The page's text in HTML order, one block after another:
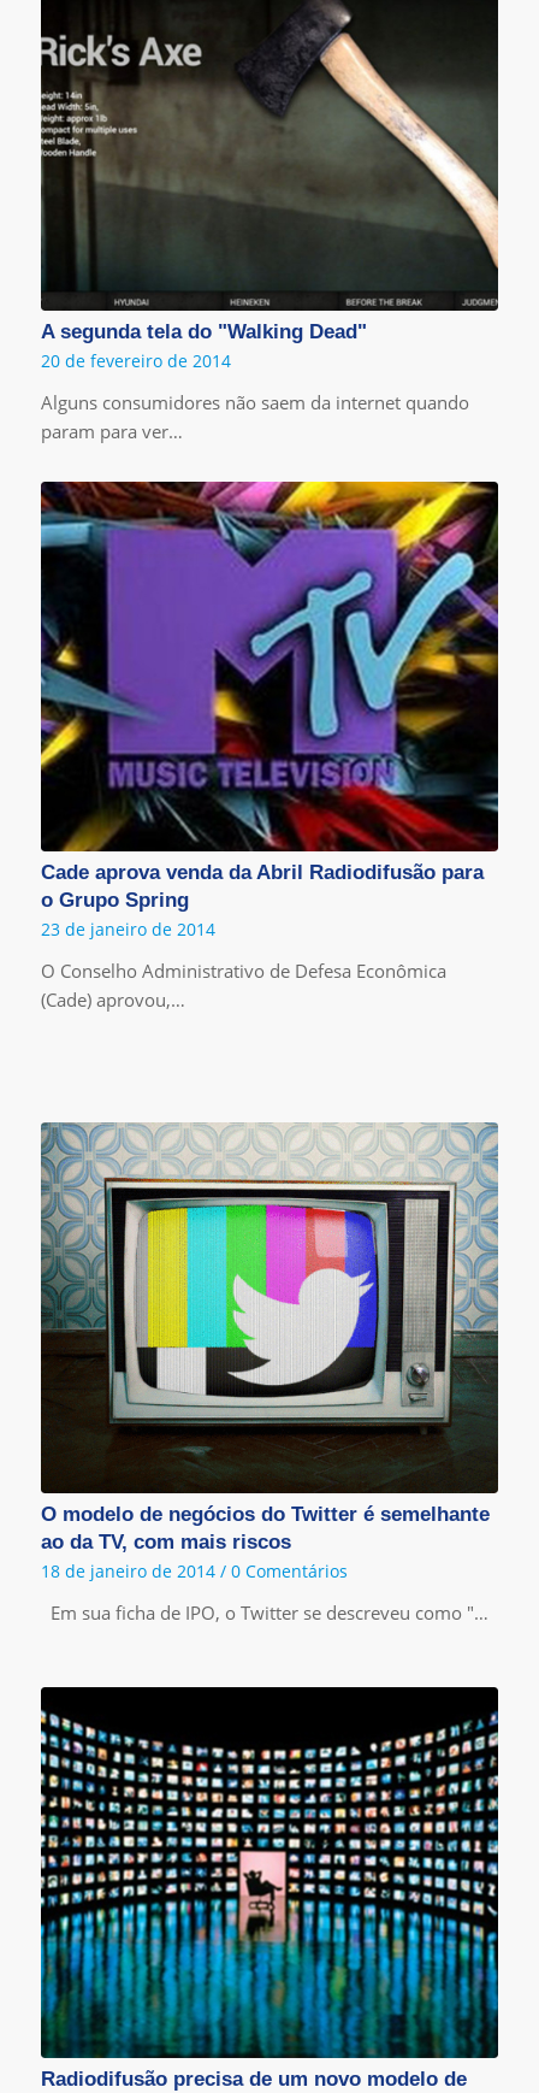
A segunda tela do "Walking Dead"
20 de fevereiro de 2014
Alguns consumidores não saem da internet quando
param para ver…
Cade aprova venda da Abril Radiodifusão para
o Grupo Spring
23 de janeiro de 2014
O Conselho Administrativo de Defesa Econômica
(Cade) aprovou,…
O modelo de negócios do Twitter é semelhante
ao da TV, com mais riscos
18 de janeiro de 2014 / 0 Comentários
Em sua ficha de IPO, o Twitter se descreveu como "…
Radiodifusão precisa de um novo modelo de